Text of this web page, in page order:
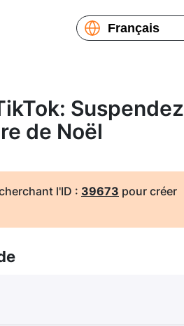
Français
Українська
Suspendez
de Noël
l'ID : 39673 pour créer